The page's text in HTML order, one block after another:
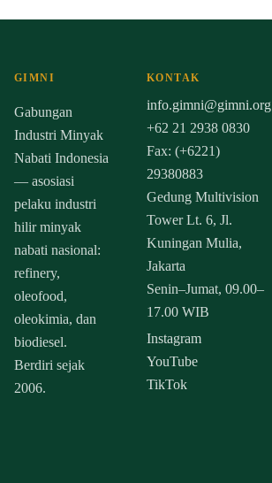
GIMNI
Gabungan
Industri Minyak
Nabati Indonesia
— asosiasi
pelaku industri
hilir minyak
nabati nasional:
refinery,
oleofood,
oleokimia, dan
biodiesel.
Berdiri sejak
2006.
KONTAK
info.gimni@gimni.org
+62 21 2938 0830
Fax: (+6221)
29380883
Gedung Multivision
Tower Lt. 6, Jl.
Kuningan Mulia,
Jakarta
Senin–Jumat, 09.00–
17.00 WIB
Instagram
YouTube
TikTok